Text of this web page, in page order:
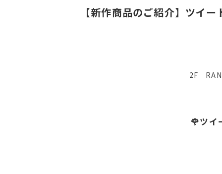
【新作商品のご紹介】ツイ
2F
🌹ツイ